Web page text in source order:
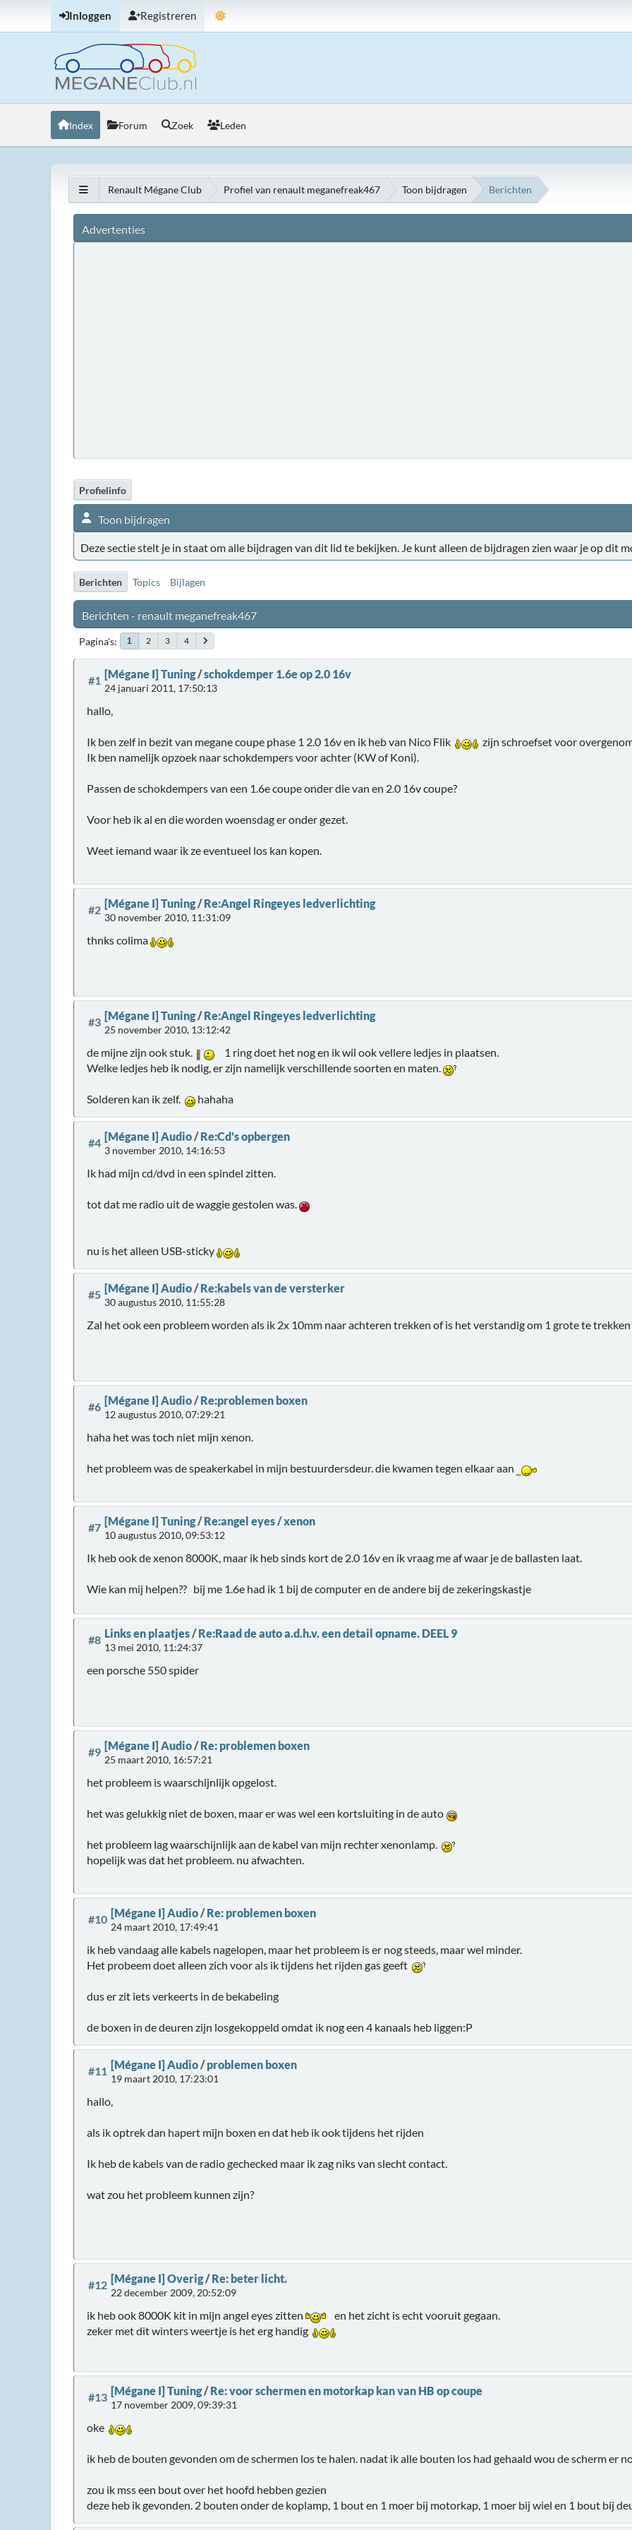
Inloggen Registreren
Index Forum Zoek Leden
Renault Mégane Club Profiel van renault meganefreak467 Toon bijdragen Berichten
Advertenties
Profielinfo
Toon bijdragen
Deze sectie stelt je in staat om alle bijdragen van dit lid te bekijken. Je kunt alleen de bijdragen zien waar je op dit
Berichten Topics Bijlagen
Berichten - renault meganefreak467
Pagina's 1 2 3 4
#1 [Mégane I] Tuning/schokdemper 1.6e op 2.0 16v
24 januari 2011, 17:50:13
hallo,
Ik ben zelf in bezit van megane coupe phase 1 2.0 16v en ik heb van Nico Flik
zijn schroefset voor
Ik ben namelijk opzoek naar schokdempers voor achter (KW of Koni).
Passen de schokdempers van een 1.6e coupe onder die van en 2.0 16v coupe?
Voor heb ik al en die worden woensdag er onder gezet.
Weet iemand waar ik ze eventueel los kan kopen.
#2 [Mégane I] Tuning/Re:Angel Ringeyes ledverlichting
30 november 2010, 11:31:09
thnks colima
#3 [Mégane I] Tuning/Re:Angel Ringeyes ledverlichting
25 november 2010, 13:12:42
de mijne zijn ook stuk.
1 ring doet het nog en ik wil ook vellere ledjes in plaatsen.
Welke ledjes heb ik nodig, er zijn namelijk verschillende soorten en maten.
Solderen kan ik zelf. hahaha
#4 [Mégane I] Audio/Re:Cd's opbergen
3 november 2010, 14:16:53
Ik had mijn cd/dvd in een spindel zitten.
tot dat me radio uit de waggie gestolen was.
nu is het alleen USB-sticky
#5 [Mégane I] Audio/Re:kabels van de versterker
30 augustus 2010, 11:55:28
Zal het ook een probleem worden als ik 2x 10mm naar achteren trekken of is het verstandig om 1 grote te trekken
#6 [Mégane I] Audio/Re:problemen boxen
12 augustus 2010, 07:29:21
haha het was toch niet mijn xenon.
het probleem was de speakerkabel in mijn bestuurdersdeur. die kwamen tegen elkaar aan
#7 [Mégane I] Tuning/Re:angel eyes / xenon
10 augustus 2010, 09:53:12
Ik heb ook de xenon 8000K, maar ik heb sinds kort de 2.0 16v en ik vraag me af waar je de ballasten laat.
Wie kan mij helpen?? bij me 1.6e had ik 1 bij de computer en de andere bij de zekeringskastje
#8 Links en plaatjes/Re:Raad de auto a.d.h.v. een detail opname. DEEL 9
13 mei 2010, 11:24:37
een porsche 550 spider
#9 [Mégane I] Audio/Re: problemen boxen
25 maart 2010, 16:57:21
het probleem is waarschijnlijk opgelost.
het was gelukkig niet de boxen, maar er was wel een kortsluiting in de auto
het probleem lag waarschijnlijk aan de kabel van mijn rechter xenonlamp.
hopelijk was dat het probleem. nu afwachten.
#10 [Mégane I] Audio/Re: problemen boxen
24 maart 2010, 17:49:41
ik heb vandaag alle kabels nagelopen, maar het probleem is er nog steeds, maar wel minder.
Het probeem doet alleen zich voor als ik tijdens het rijden gas geeft
dus er zit iets verkeerts in de bekabeling
de boxen in de deuren zijn losgekoppeld omdat ik nog een 4 kanaals heb liggen:P
#11 [Mégane I] Audio/problemen boxen
19 maart 2010, 17:23:01
hallo,
als ik optrek dan hapert mijn boxen en dat heb ik ook tijdens het rijden
Ik heb de kabels van de radio gechecked maar ik zag niks van slecht contact.
wat zou het probleem kunnen zijn?
#12 [Mégane I] Overig/Re: beter licht.
22 december 2009, 20:52:09
ik heb ook 8000K kit in mijn angel eyes zitten
en het zicht is echt vooruit gegaan.
zeker met dit winters weertje is het erg handig
#13 [Mégane I] Tuning/Re: voor schermen en motorkap kan van HB op coupe
17 november 2009, 09:39:31
oke
ik heb de bouten gevonden om de schermen los te halen. nadat ik alle bouten los had gehaald wou de scherm er
zou ik mss een bout over het hoofd hebben gezien
deze heb ik gevonden. 2 bouten onder de koplamp, 1 bout en 1 moer bij motorkap, 1 moer bij wiel en 1 bout bij